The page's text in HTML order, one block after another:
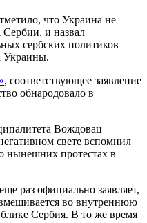
что Украина не
Сербии, и назвал
сербских политиков
Украины.
, соответствующее заявление
обнародовало в
Вождовац
свете вспомнил
нынешних протестах в
раз официально заявляет,
во внутреннюю
Сербия. В то же время